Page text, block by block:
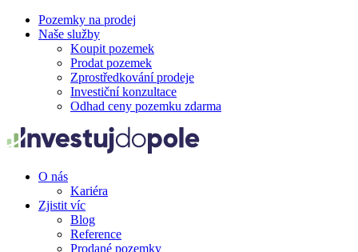
Pozemky na prodej
Naše služby
Koupit pozemek
Prodat pozemek
Zprostředkování prodeje
Investiční konzultace
Odhad ceny pozemku zdarma
O nás
Kariéra
Zjistit víc
Blog
Reference
Prodané pozemky